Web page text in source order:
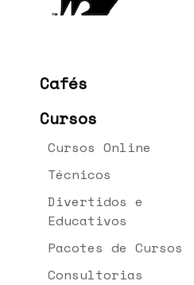
Cafés
Cursos
Cursos Online
Técnicos
Divertidos e
Educativos
Pacotes de Cursos
Consultorias